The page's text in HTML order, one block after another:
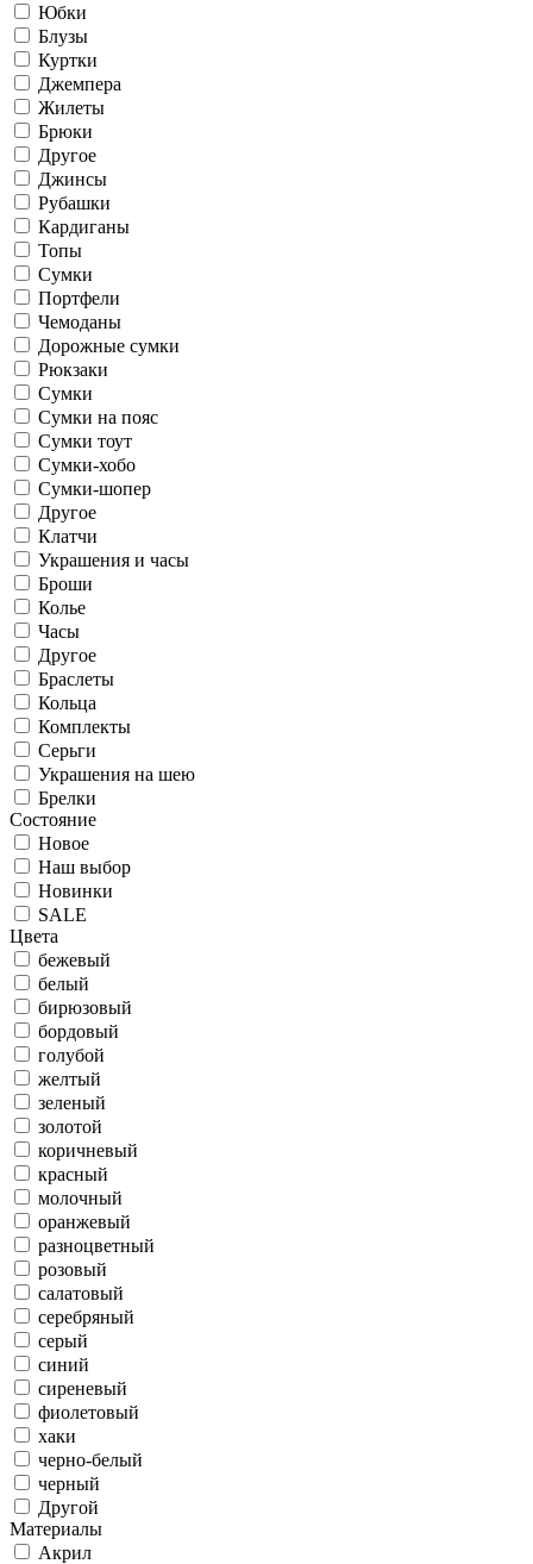
Юбки
Блузы
Куртки
Джемпера
Жилеты
Брюки
Другое
Джинсы
Рубашки
Кардиганы
Топы
Сумки
Портфели
Чемоданы
Дорожные сумки
Рюкзаки
Сумки
Сумки на пояс
Сумки тоут
Сумки-хобо
Сумки-шопер
Другое
Клатчи
Украшения и часы
Броши
Колье
Часы
Другое
Браслеты
Кольца
Комплекты
Серьги
Украшения на шею
Брелки
Состояние
Новое
Наш выбор
Новинки
SALE
Цвета
бежевый
белый
бирюзовый
бордовый
голубой
желтый
зеленый
золотой
коричневый
красный
молочный
оранжевый
разноцветный
розовый
салатовый
серебряный
серый
синий
сиреневый
фиолетовый
хаки
черно-белый
черный
Другой
Материалы
Акрил